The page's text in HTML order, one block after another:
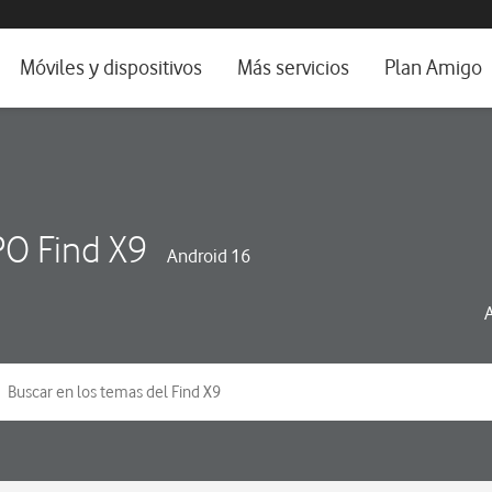
e idioma
Móviles y dispositivos Más servicios Plan Amigo
Find X9 Android 16